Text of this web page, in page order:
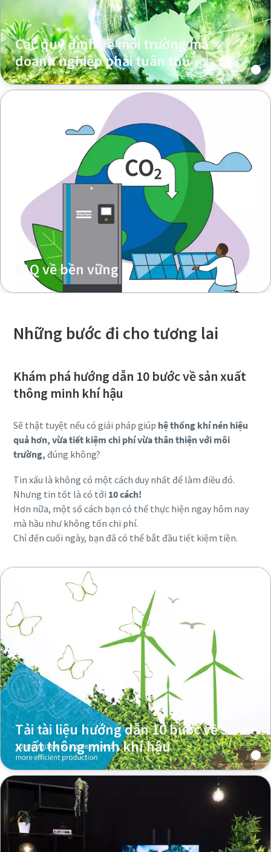
Các quy định về môi trường mà
doanh nghiệp phải tuân thủ
FAQ về bền vững
Những bước đi cho tương lai
Khám phá hướng dẫn 10 bước về sản xuất
thông minh khí hậu
Sẽ thật tuyệt nếu có giải pháp giúp hệ thống khí nén hiệu
quả hơn, vừa tiết kiệm chi phí vừa thân thiện với môi
trường, đúng không?
Tin xấu là không có một cách duy nhất để làm điều đó.
Nhưng tin tốt là có tới 10 cách!
Hơn nữa, một số cách bạn có thể thực hiện ngay hôm nay
mà hầu như không tốn chi phí.
Chỉ đến cuối ngày, bạn đã có thể bắt đầu tiết kiệm tiền.
Tải tài liệu hướng dẫn 10 bước về sản
xuất thông minh khí hậu